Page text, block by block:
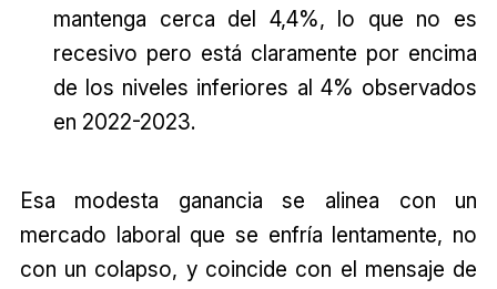
mantenga cerca del 4,4%, lo que no es
recesivo pero está claramente por encima
de los niveles inferiores al 4% observados
en 2022-2023.
Esa modesta ganancia se alinea con un
mercado laboral que se enfría lentamente, no
con un colapso, y coincide con el mensaje de